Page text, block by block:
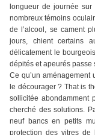
longueur de journée
nombreux témoins
de l’alcool, se cament
jours, chient certains
délicatement le
dépités et apeurés passe
Ce qu’un aménagement
le décourager ? That is
sollicitée abondamment
cherché des solutions.
neuf bancs en petits
protection des vitres